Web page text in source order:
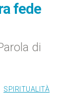
fede
di
SPIRITUALITÀ